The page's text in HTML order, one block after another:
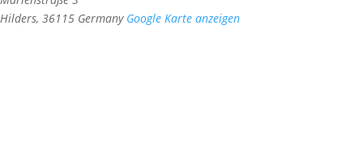
Hilders, 36115 Germany Google Karte anzeigen